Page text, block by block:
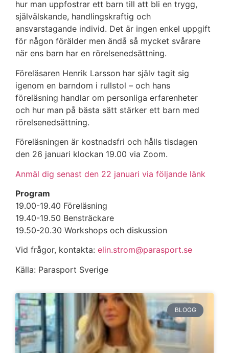
hur man uppfostrar ett barn till att bli en trygg,
självälskande, handlingskraftig och
ansvarstagande individ. Det är ingen enkel uppgift
för någon förälder men ändå så mycket svårare
när ens barn har en rörelsenedsättning.
Föreläsaren Henrik Larsson har själv tagit sig
igenom en barndom i rullstol – och hans
föreläsning handlar om personliga erfarenheter
och hur man på bästa sätt stärker ett barn med
rörelsenedsättning.
Föreläsningen är kostnadsfri och hålls tisdagen
den 26 januari klockan 19.00 via Zoom.
Anmäl dig senast den 22 januari via följande länk
Program
19.00-19.40 Föreläsning
19.40-19.50 Bensträckare
19.50-20.30 Workshops och diskussion
Vid frågor, kontakta: elin.strom@parasport.se
Källa: Parasport Sverige
BLOGG